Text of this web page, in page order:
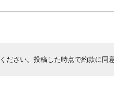
ださい。投稿した時点で約款に同